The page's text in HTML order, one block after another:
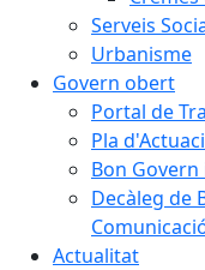
Serveis
Urbanisme
Govern obert
Portal de
Pla
Bon
Decàleg de
Actualitat